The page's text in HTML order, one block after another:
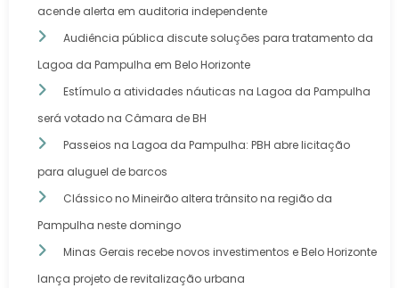
acende alerta em auditoria independente
Audiência pública discute soluções para tratamento da
Lagoa da Pampulha em Belo Horizonte
Estímulo a atividades náuticas na Lagoa da Pampulha
será votado na Câmara de BH
Passeios na Lagoa da Pampulha: PBH abre licitação
para aluguel de barcos
Clássico no Mineirão altera trânsito na região da
Pampulha neste domingo
Minas Gerais recebe novos investimentos e Belo Horizonte
lança projeto de revitalização urbana